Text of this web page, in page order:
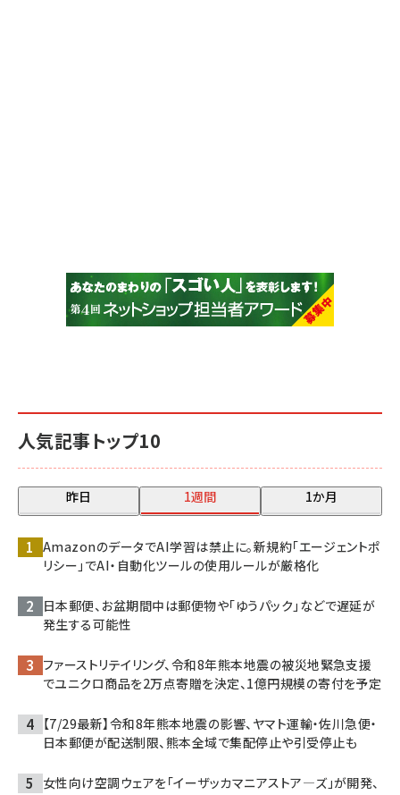
人気記事トップ10
昨日 1週間 1か月
AmazonのデータでAI学習は禁止に。新規約「エージェントポ
リシー」でAI・自動化ツールの使用ルールが厳格化
日本郵便、お盆期間中は郵便物や「ゆうパック」などで遅延が
発生する可能性
ファーストリテイリング、令和8年熊本地震の被災地緊急支援
でユニクロ商品を2万点寄贈を決定、1億円規模の寄付を予定
【7/29最新】令和8年熊本地震の影響、ヤマト運輸・佐川急便・
日本郵便が配送制限、熊本全域で集配停止や引受停止も
女性向け空調ウェアを「イーザッカマニアストア―ズ」が開発、